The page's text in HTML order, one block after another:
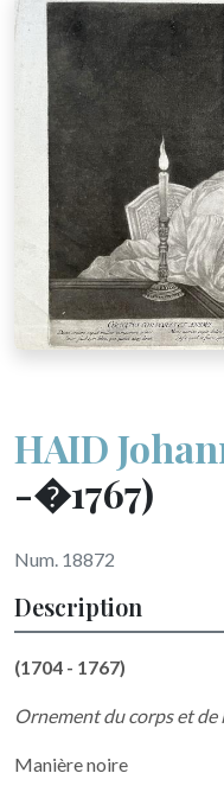
HAID
-�1767)
Num. 18872
Description
(1704 - 1767)
Ornement du corps et de
Manière noire